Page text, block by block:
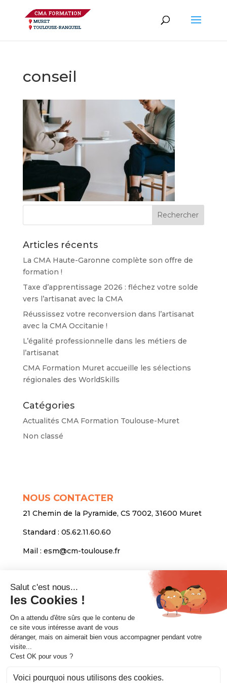
conseil
Articles récents
La CMA Haute-Garonne complète son offre de
formation !
Taxe d’apprentissage 2026 : fléchez votre solde
vers l’artisanat avec la CMA
Réussissez votre reconversion dans l’artisanat
avec la CMA Occitanie !
L’égalité professionnelle dans les métiers de
l’artisanat
CMA Formation Muret accueille les sélections
régionales des WorldSkills
Catégories
Actualités CMA Formation Toulouse-Muret
Non classé
NOUS CONTACTER
21 Chemin de la Pyramide, CS 7002, 31600 Muret
Standard : 05.62.11.60.60
Mail : esm@cm-toulouse.fr
INFORMATIONS
Mentions légales
Protection des données personnelles
Venir nous voir